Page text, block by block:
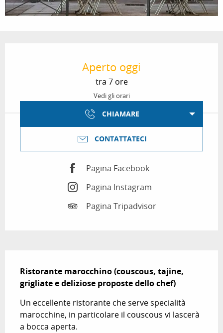
Aperto oggi
tra 7 ore
Vedi gli orari
CHIAMARE
CONTATTATECI
Pagina Facebook
Pagina Instagram
Pagina Tripadvisor
Ristorante marocchino (couscous, tajine,
grigliate e deliziose proposte dello chef)
Un eccellente ristorante che serve specialità
marocchine, in particolare il couscous vi lascerà
a bocca aperta.